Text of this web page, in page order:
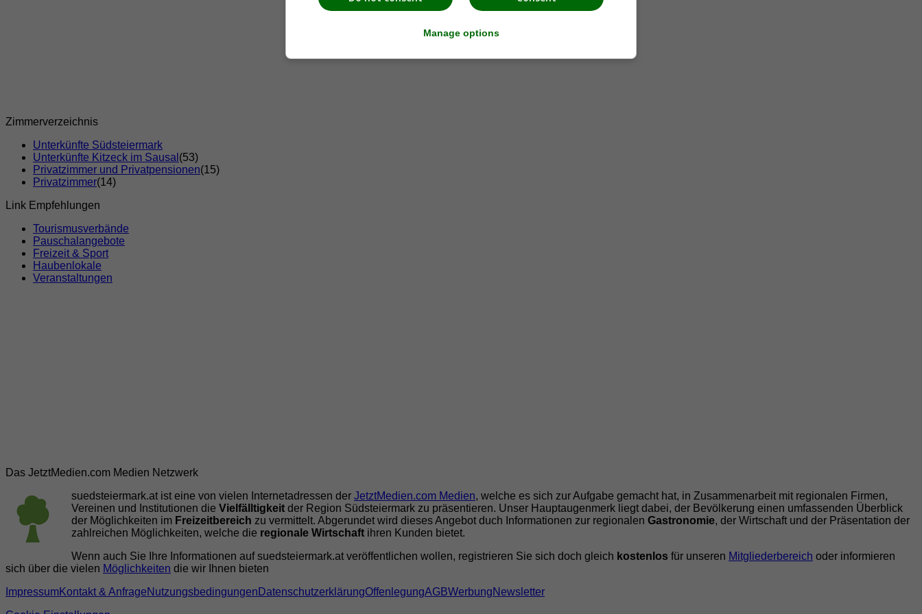
Zimmerverzeichnis
Unterkünfte Südsteiermark
Unterkünfte Kitzeck im Sausal (53)
Privatzimmer und Privatpensionen(15)
Privatzimmer(14)
Link Empfehlungen
Tourismusverbände
Pauschalangebote
Freizeit & Sport
Haubenlokale
Veranstaltungen
Das JetztMedien.com Medien Netzwerk
suedsteiermark.at ist eine von vielen Internetadressen der JetztMedien.com Medien, welche es sich zur Aufgabe gemacht hat, in Zusammenarbeit mit regionalen Firmen,
Vereinen und Institutionen die Vielfälltigkeit der Region Südsteiermark zu präsentieren. Unser Hauptaugenmerk liegt dabei, der Bevölkerung einen umfassenden Überblick
der Möglichkeiten im Freizeitbereich zu vermittelt. Abgerundet wird dieses Angebot duch Informationen zur regionalen Gastronomie, der Wirtschaft und der Präsentation der
zahlreichen Möglichkeiten, welche die regionale Wirtschaft ihren Kunden bietet.
Wenn auch Sie Ihre Informationen auf suedsteiermark.at veröffentlichen wollen, registrieren Sie sich doch gleich kostenlos für unseren Mitgliederbereich oder informieren
sich über die vielen Möglichkeiten die wir Ihnen bieten
ImpressumKontakt & AnfrageNutzungsbedingungen DatenschutzerklärungOffenlegungAGBWerbungNewsletter
Manage options